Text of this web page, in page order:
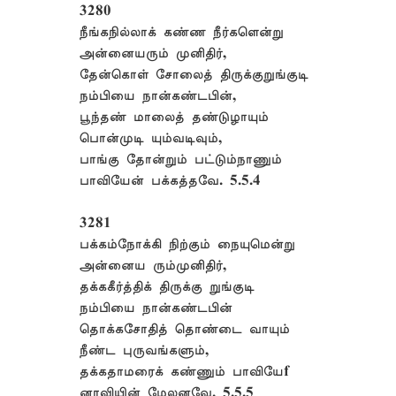
3280
நீங்கநில்லாக் கண்ண நீர்களென்று
அன்னையரும் முனிதிர்,
தேன்கொள் சோலைத் திருக்குறுங்குடி
நம்பியை நான்கண்டபின்,
பூந்தண் மாலைத் தண்டுழாயும்
பொன்முடி யும்வடிவும்,
பாங்கு தோன்றும் பட்டும்நாணும்
பாவியேன் பக்கத்தவே. 5.5.4
3281
பக்கம்நோக்கி நிற்கும் நையுமென்று
அன்னைய ரும்முனிதிர்,
தக்ககீர்த்திக் திருக்கு றுங்குடி
நம்பியை நான்கண்டபின்
தொக்கசோதித் தொண்டை வாயும்
நீண்ட புருவங்களும்,
தக்கதாமரைக் கண்ணும் பாவியேf